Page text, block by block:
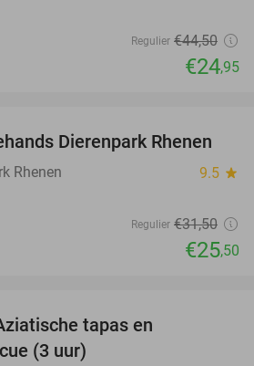
Regulier €44,50
€24,95
19%
Dierenpark Rhenen
Rhenen 9.5 star
Regulier €31,50
€25,50
tapas en
(3 uur)